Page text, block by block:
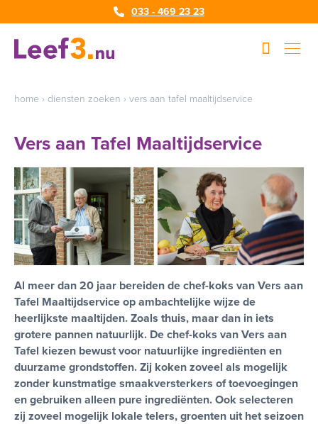
033 - 469 23 23
home › diensten zoeken › vers aan tafel maaltijdservice
Vers aan Tafel Maaltijdservice
Al meer dan 20 jaar bereiden de chef-koks van Vers aan
Tafel Maaltijdservice op ambachtelijke wijze de
heerlijkste maaltijden. Zoals thuis, maar dan in iets
grotere pannen natuurlijk. De chef-koks van Vers aan
Tafel kiezen bewust voor natuurlijke ingrediënten en
duurzame grondstoffen. Zij koken zoveel als mogelijk
zonder kunstmatige smaakversterkers of toevoegingen
en gebruiken alleen pure ingrediënten. Ook selecteren
zij zoveel mogelijk lokale telers, groenten uit het seizoen